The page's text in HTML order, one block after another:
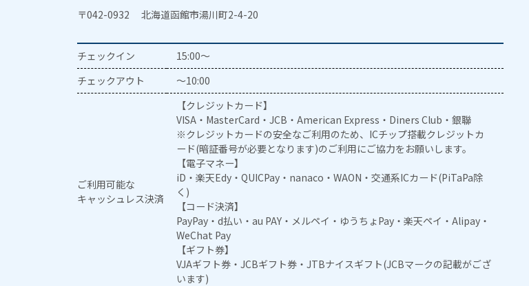
〒042-0932 北海道函館市湯川町2-4-20
チェックイン
15:00～
チェックアウト
～10:00
ご利用可能な
キャッシュレス決済
【クレジットカード】
VISA・MasterCard・JCB・American Express・Diners Club・銀聯
※クレジットカードの安全なご利用のため、ICチップ搭載クレジットカ
ード(暗証番号が必要となります)のご利用にご協力をお願いします。
【電子マネー】
iD・楽天Edy・QUICPay・nanaco・WAON・交通系ICカード(PiTaPa除
く)
【コード決済】
PayPay・d払い・au PAY・メルペイ・ゆうちょPay・楽天ペイ・Alipay・
WeChat Pay
【ギフト券】
VJAギフト券・JCBギフト券・JTBナイスギフト(JCBマークの記載がござ
います)